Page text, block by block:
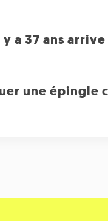
a 37 ans
une épingle